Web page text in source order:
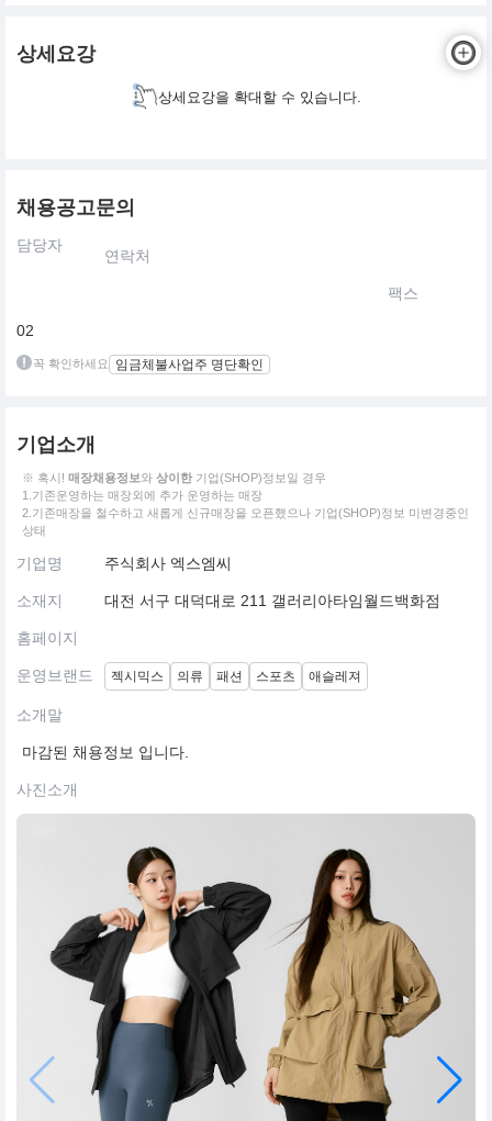
상세요강
상세요강을 확대할 수 있습니다.
채용공고문의
담당자
연락처
팩스
02
꼭 확인하세요 임금체불사업주 명단확인
기업소개
※ 혹시! 매장채용정보와 상이한 기업(SHOP)정보일 경우
1.기존운영하는 매장외에 추가 운영하는 매장
2.기존매장을 철수하고 새롭게 신규매장을 오픈했으나 기업(SHOP)정보 미변경중인
상태
기업명 주식회사 엑스엠씨
소재지 대전 서구 대덕대로 211 갤러리아타임월드백화점
홈페이지
운영브랜드 젝시믹스 의류 패션 스포츠 애슬레져
소개말
마감된 채용정보 입니다.
사진소개